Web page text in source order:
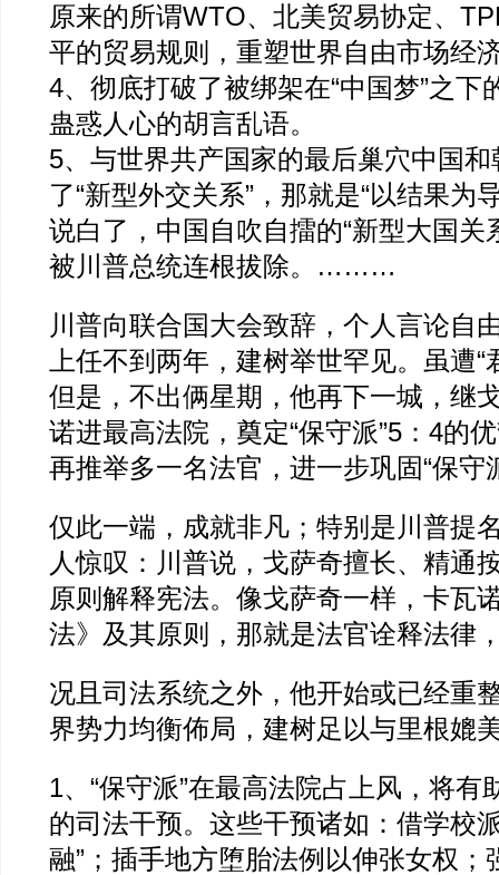
原来的所谓WTO、北美贸易协定、
平的贸易规则，重塑世界自由市场经
4、彻底打破了被绑架在“中国梦”之下
蛊惑人心的胡言乱语。
5、与世界共产国家的最后巢穴中国
了“新型外交关系”，那就是“以结果为
说白了，中国自吹自擂的“新型大国关
被川普总统连根拔除。………
川普向联合国大会致辞，个人言论自
上任不到两年，建树举世罕见。虽遭“
但是，不出俩星期，他再下一城，继
诺进最高法院，奠定“保守派”5：4的
再推举多一名法官，进一步巩固“保守
仅此一端，成就非凡；特别是川普提
人惊叹：川普说，戈萨奇擅长、精通
原则解释宪法。像戈萨奇一样，卡瓦
法》及其原则，那就是法官诠释法律
况且司法系统之外，他开始或已经重
界势力均衡佈局，建树足以与里根媲
1、“保守派”在最高法院占上风，将有
的司法干预。这些干预诸如：借学校
融”；插手地方堕胎法例以伸张女权；